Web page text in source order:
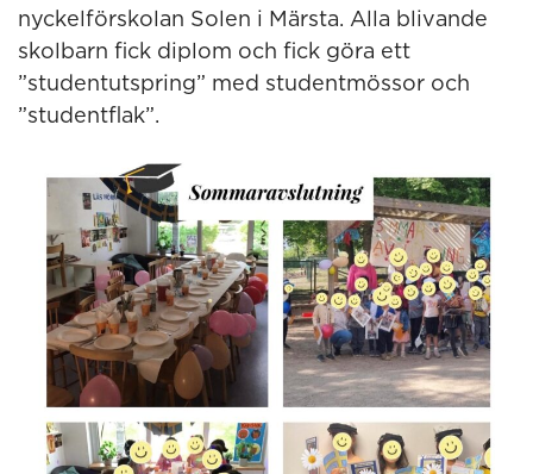
nyckelförskolan Solen i Märsta. Alla blivande
skolbarn fick diplom och fick göra ett
”studentutspring” med studentmössor och
”studentflak”.